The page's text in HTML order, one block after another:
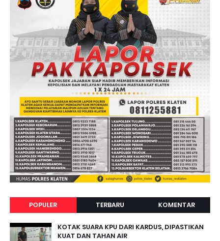
POPULER TERBARU KOMENTAR
KOTAK SUARA KPU DARI KARDUS, DIPASTIKAN
KUAT DAN TAHAN AIR